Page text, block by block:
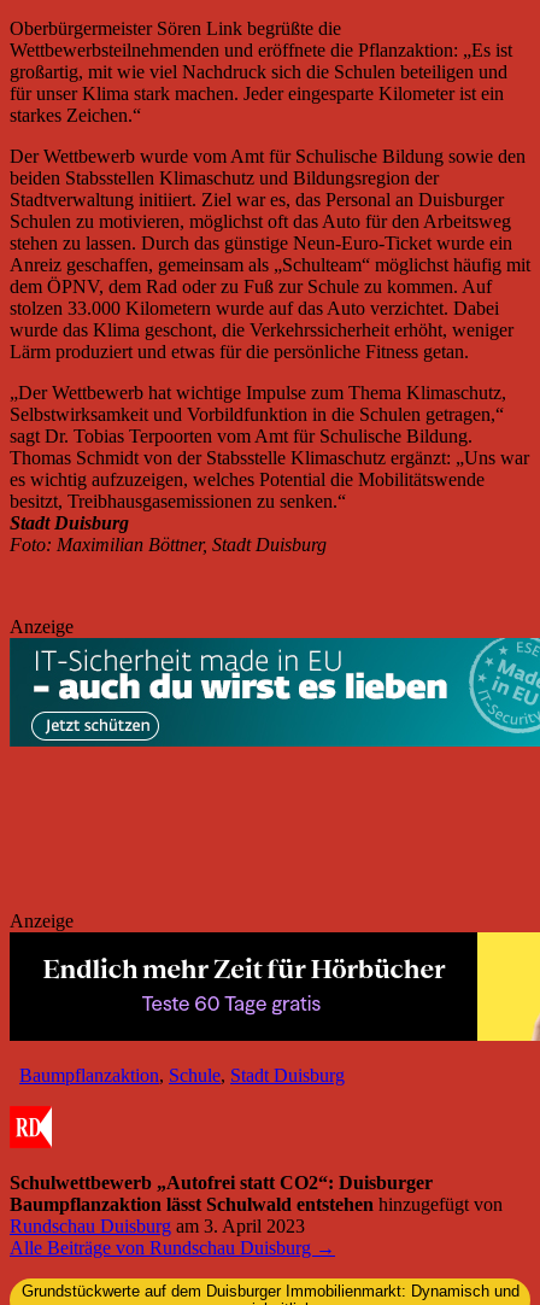
Oberbürgermeister Sören Link begrüßte die
Wettbewerbsteilnehmenden und eröffnete die Pflanzaktion: „Es ist
großartig, mit wie viel Nachdruck sich die Schulen beteiligen und
für unser Klima stark machen. Jeder eingesparte Kilometer ist ein
starkes Zeichen.“
Der Wettbewerb wurde vom Amt für Schulische Bildung sowie den
beiden Stabsstellen Klimaschutz und Bildungsregion der
Stadtverwaltung initiiert. Ziel war es, das Personal an Duisburger
Schulen zu motivieren, möglichst oft das Auto für den Arbeitsweg
stehen zu lassen. Durch das günstige Neun-Euro-Ticket wurde ein
Anreiz geschaffen, gemeinsam als „Schulteam“ möglichst häufig mit
dem ÖPNV, dem Rad oder zu Fuß zur Schule zu kommen. Auf
stolzen 33.000 Kilometern wurde auf das Auto verzichtet. Dabei
wurde das Klima geschont, die Verkehrssicherheit erhöht, weniger
Lärm produziert und etwas für die persönliche Fitness getan.
„Der Wettbewerb hat wichtige Impulse zum Thema Klimaschutz,
Selbstwirksamkeit und Vorbildfunktion in die Schulen getragen,“
sagt Dr. Tobias Terpoorten vom Amt für Schulische Bildung.
Thomas Schmidt von der Stabsstelle Klimaschutz ergänzt: „Uns war
es wichtig aufzuzeigen, welches Potential die Mobilitätswende
besitzt, Treibhausgasemissionen zu senken.“
Stadt Duisburg
Foto: Maximilian Böttner, Stadt Duisburg
Anzeige
Anzeige
Baumpflanzaktion, Schule, Stadt Duisburg
Schulwettbewerb „Autofrei statt CO2“: Duisburger
Baumpflanzaktion lässt Schulwald entstehen hinzugefügt von
Rundschau Duisburg am 3. April 2023
Alle Beiträge von Rundschau Duisburg →
Grundstückwerte auf dem Duisburger Immobilienmarkt: Dynamisch und